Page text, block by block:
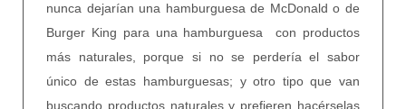
nunca dejarían una hamburguesa de McDonald o de
Burger King para una hamburguesa con productos
más naturales, porque si no se perdería el sabor
único de estas hamburguesas; y otro tipo que van
buscando productos naturales y prefieren hacérselas